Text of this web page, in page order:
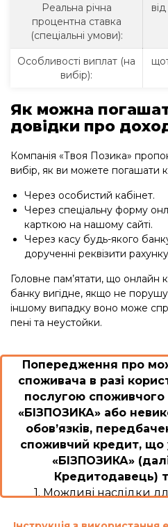
Реальна річна
процентна ставка
(спеціальні умови):
Особливості виплат (на
вибір):
Як можна
довідки про
Компанія «Твоя Позика»
вибір, як ви можете погашати
Через особистий кабінет.
Через спеціальну форму
карткою на нашому сайті.
Через касу будь-якого
дорученні реквізити
Головне пам’ятати, що онлайн
банку вигідне, якщо не
іншому випадку воно може
пені та неустойки.
Попередження про
споживача в разі
послугою
«БІЗПОЗИКА» або
обов’язків,
споживчий кредит,
«БІЗПОЗИКА»
Кредитодавець)
1. Можливі наслідки
невиконання ним